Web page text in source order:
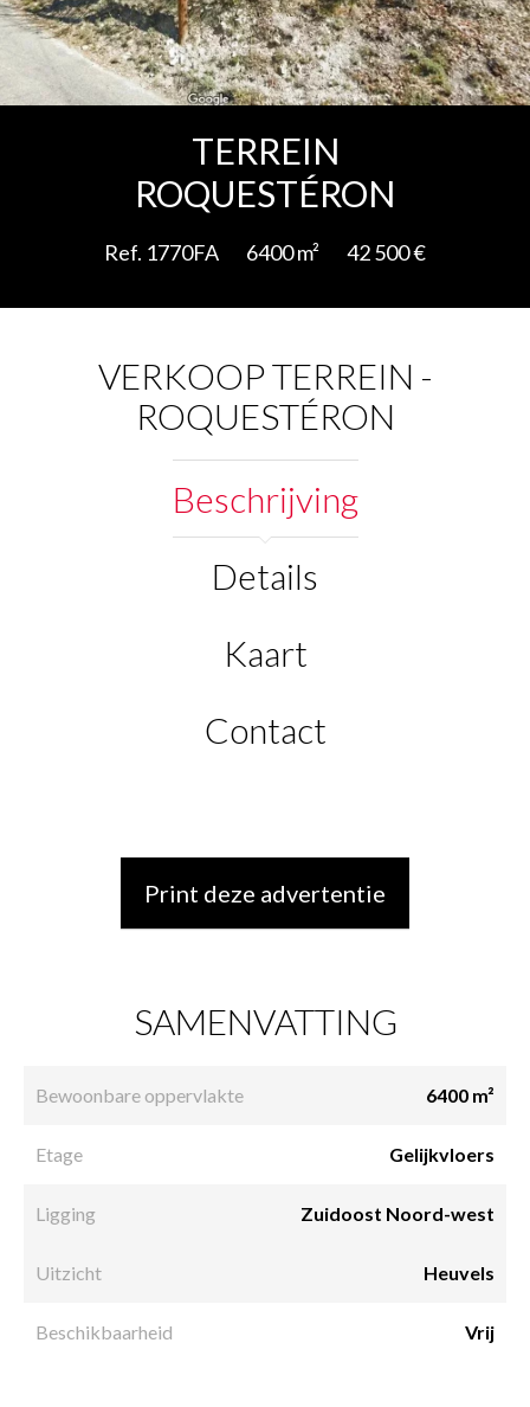
TERREIN
ROQUESTÉRON
Ref. 1770FA 6400 m² 42 500 €
VERKOOP TERREIN -
ROQUESTÉRON
Beschrijving
Details
Kaart
Contact
Print deze advertentie
SAMENVATTING
Bewoonbare oppervlakte 6400 m²
Etage Gelijkvloers
Ligging Zuidoost Noord-west
Uitzicht Heuvels
Beschikbaarheid Vrij